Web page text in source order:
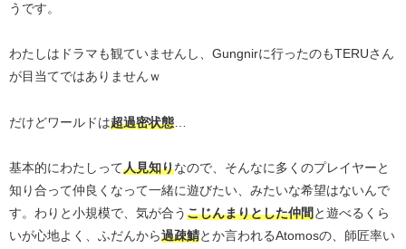
うです。
わたしはドラマも観ていませんし、Gungnirに行ったのもTERUさん
が目当てではありませんｗ
だけどワールドは超過密状態
基本的にわたしって人見知りなので、そんなに多くのプレイヤーと
知り合って仲良くなって一緒に遊びたい、みたいな希望はないんで
す。わりと小規模で、気が合うこじんまりとした仲間と遊べるくら
いが心地よく、ふだんから過疎鯖とか言われるAtomosの、師匠率い